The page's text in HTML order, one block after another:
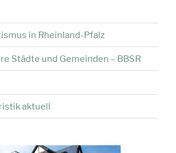
in Rheinland-Pfalz
Städte und Gemeinden – BBSR
aktuell